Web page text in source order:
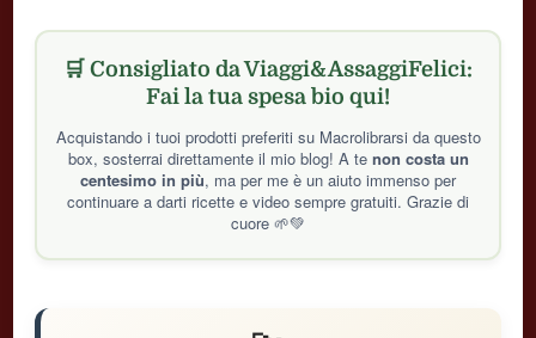
🛒 Consigliato da Viaggi&AssaggiFelici:
Fai la tua spesa bio qui!
Acquistando i tuoi prodotti preferiti su Macrolibrarsi da questo
box, sosterrai direttamente il mio blog! A te non costa un
centesimo in più, ma per me è un aiuto immenso per
continuare a darti ricette e video sempre gratuiti. Grazie di
cuore 🌱💚